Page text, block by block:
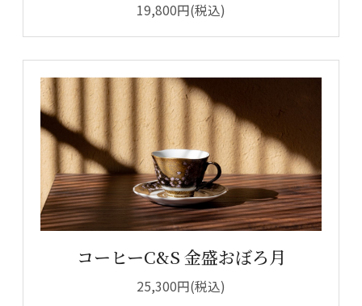
19,800円(税込)
コーヒーC&S 金盛おぼろ月
25,300円(税込)